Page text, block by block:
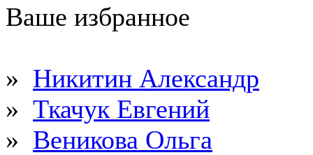
Ваше избранное
» Никитин Александр
» Ткачук Евгений
» Веникова Ольга